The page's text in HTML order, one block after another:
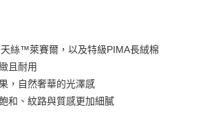
台北富邦商業銀行
台中商業銀行
華泰商業銀行
遠東國際商業銀行
彰化商業銀行
兆豐國際商業銀行
台中商業銀行
絲™萊賽爾，以及特級PIMA長絨棉
且耐用
，自然奢華的光澤感
和、紋路與質感更加細膩